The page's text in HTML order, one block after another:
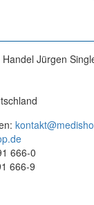
Jürgen
666-0
666-9